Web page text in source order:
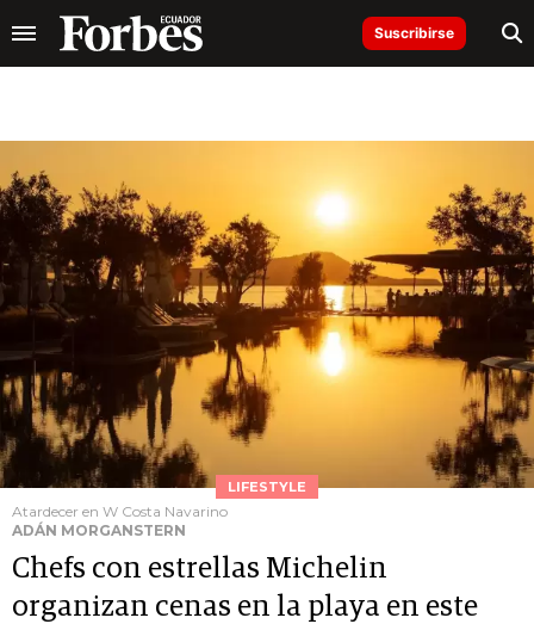
Suscribirse
LIFESTYLE
Atardecer en W Costa Navarino
ADÁN MORGANSTERN
Chefs con estrellas Michelin
organizan cenas en la playa en este